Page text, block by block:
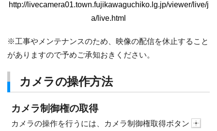
http://livecamera01.town.fujikawaguchiko.lg.jp/viewer/live/j
a/live.html
※工事やメンテナンスのため、映像の配信を休止すること
がありますので予めご承知おきください。
カメラの操作方法
カメラ制御権の取得
カメラの操作を行うには、カメラ制御権取得ボタン